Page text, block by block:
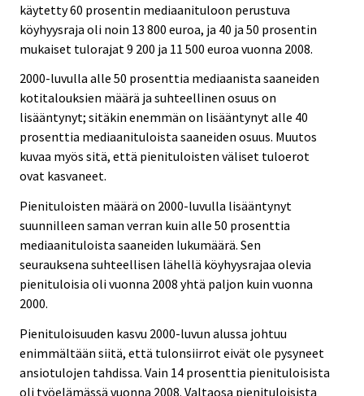
käytetty 60 prosentin mediaanituloon perustuva
köyhyysraja oli noin 13 800 euroa, ja 40 ja 50 prosentin
mukaiset tulorajat 9 200 ja 11 500 euroa vuonna 2008.
2000-luvulla alle 50 prosenttia mediaanista saaneiden
kotitalouksien määrä ja suhteellinen osuus on
lisääntynyt; sitäkin enemmän on lisääntynyt alle 40
prosenttia mediaanituloista saaneiden osuus. Muutos
kuvaa myös sitä, että pienituloisten väliset tuloerot
ovat kasvaneet.
Pienituloisten määrä on 2000-luvulla lisääntynyt
suunnilleen saman verran kuin alle 50 prosenttia
mediaanituloista saaneiden lukumäärä. Sen
seurauksena suhteellisen lähellä köyhyysrajaa olevia
pienituloisia oli vuonna 2008 yhtä paljon kuin vuonna
2000.
Pienituloisuuden kasvu 2000-luvun alussa johtuu
enimmältään siitä, että tulonsiirrot eivät ole pysyneet
ansiotulojen tahdissa. Vain 14 prosenttia pienituloisista
oli työelämässä vuonna 2008. Valtaosa pienituloisista